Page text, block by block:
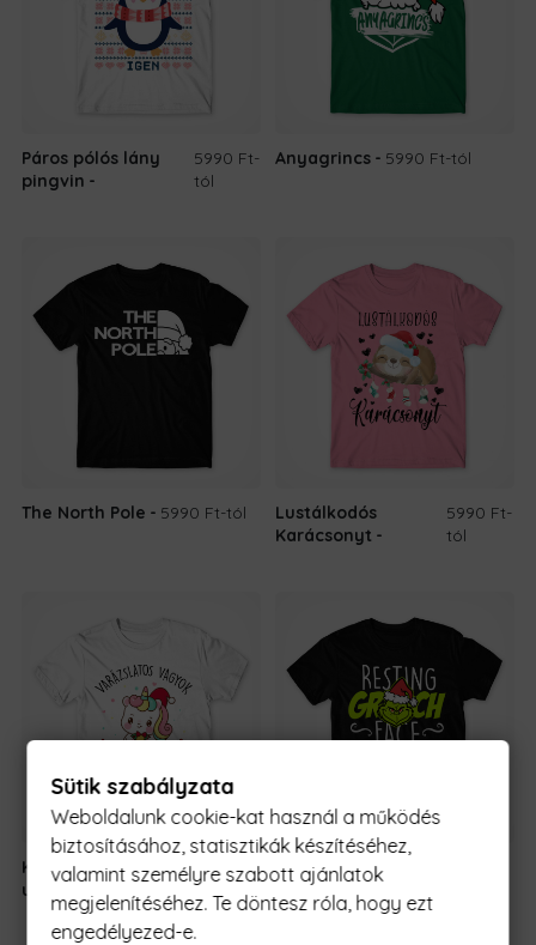
Páros pólós lány
pingvin
5990 Ft-
tól
Anyagrincs 5990 Ft-tól
The North Pole 5990 Ft-tól
Lustálkodós
Karácsonyt
5990 Ft-
tól
Karácsonyi
unikornis
5990 Ft-
tól
Resting Grinch
Face
Sütik szabályzata
Weboldalunk cookie-kat használ a működés
biztosításához, statisztikák készítéséhez,
valamint személyre szabott ajánlatok
megjelenítéséhez. Te döntesz róla, hogy ezt
engedélyezed-e.